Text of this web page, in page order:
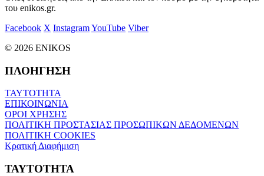
του enikos.gr.
Facebook X InstagramYouTube Viber
© 2026 ENIKOS
ΠΛΟΗΓΗΣΗ
ΤΑΥΤΟΤΗΤΑ
ΕΠΙΚΟΙΝΩΝΙΑ
ΟΡΟΙ ΧΡΗΣΗΣ
ΠΟΛΙΤΙΚΗ ΠΡΟΣΤΑΣΙΑΣ ΠΡΟΣΩΠΙΚΩΝ ΔΕΔΟΜΕΝΩΝ
ΠΟΛΙΤΙΚΗ COOKIES
Κρατική Διαφήμιση
ΤΑΥΤΟΤΗΤΑ